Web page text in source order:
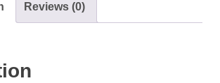
Reviews (0)